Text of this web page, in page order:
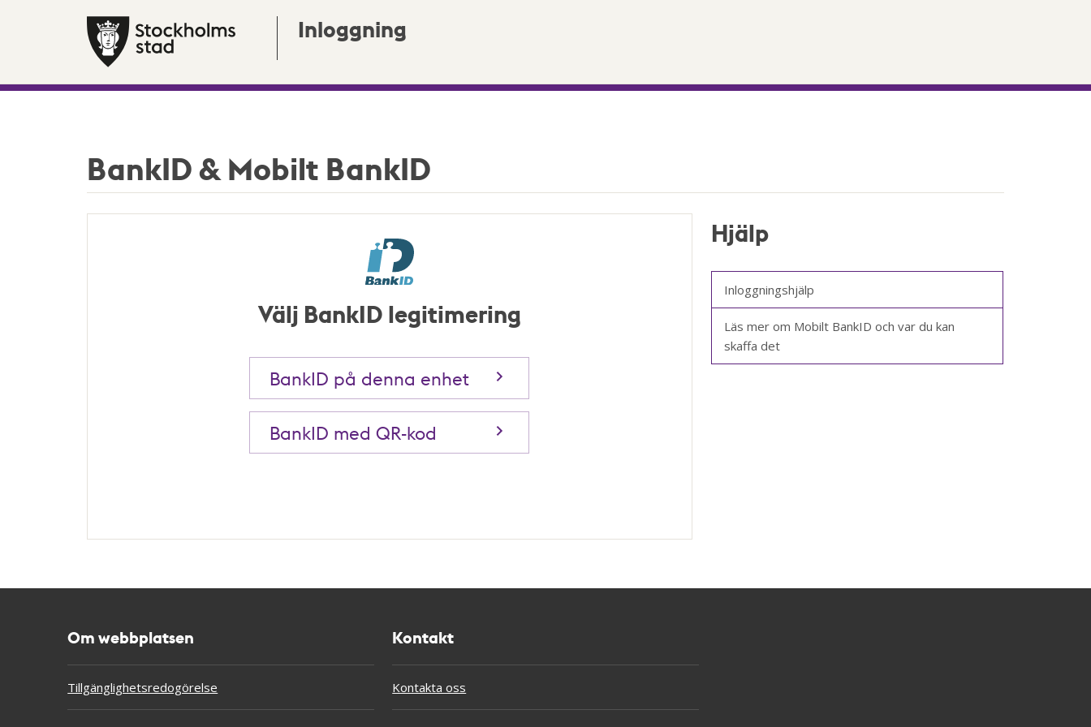
Inloggning
BankID & Mobilt BankID
Välj BankID legitimering
BankID på denna enhet
BankID med QR-kod
Hjälp
Inloggningshjälp
Läs mer om Mobilt BankID och var du kan
skaffa det
Om webbplatsen
Tillgänglighetsredogörelse
Kontakt
Kontakta oss